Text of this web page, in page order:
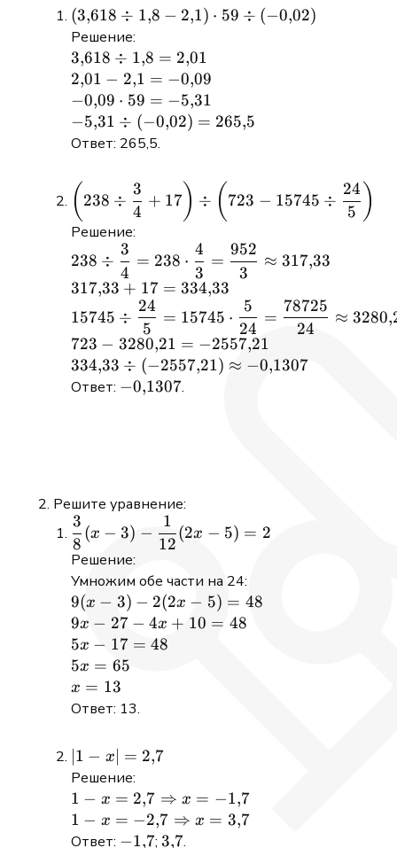
\left(3{,}618
\div 1{,}8 -
2{,}1\right)
\cdot 59
\div
(-0{,}02)
(3,618 ÷ 1,8 − 2,1) ⋅ 59 ÷ (−0,02)
Решение:
3{,}618
\div
1{,}8 =
2{,}01
3,618 ÷ 1,8 = 2,01
2{,}01
- 2{,}1
=
-0{,}09
2,01 − 2,1 = −0,09
-0{,}09
\cdot
59 =
−0,09 ⋅ 59 = −5,31
-5{,}31
\div
=
265{,}5
−5,31 ÷ (−0,02) = 265,5
Ответ: 265,5.
\left(238
\div
\dfrac{3}
{4} +
17\right)
\div
\left(723 -
15745 \div
\dfrac{24}
{5}\right)
( 238 ÷
4
3
+ 17) ÷ ( 723 − 15745 ÷
5
24 )
Решение:
238 \div
\dfrac{3}
{4} = 238
\cdot
\dfrac{4}
{3} =
\dfrac{952}
{3}
238 ÷
4
3
= 238 ⋅
3
4
=
3
952
≈ 317,33
317{,}33
+ 17 =
334{,}33
317,33 + 17 = 334,33
15745 \div
\dfrac{24}{5}
= 15745 \cdot
\dfrac{5}{24}
=
15745 ÷
5
24
= 15745 ⋅
24
5
=
24
78725
≈ 3280,
723 -
3280{,}21
=
723 − 3280,21 = −2557,21
334{,}33
\div
334,33 ÷ (−2557,21) ≈ −0,1307
Ответ: -0{,}1307
−0,1307.
Решите уравнение:
\dfrac{3}
{8}(x - 3)
-
\dfrac{1}
{12}(2x -
5) = 2
8
3
(x − 3) −
12
1
(2x − 5) = 2
Решение:
Умножим обе части на 24:
9(x
- 3)
-
2(2x
- 5)
=
9(x − 3) − 2(2x − 5) = 48
9x
-
27
-
4x
10
=
48
9x − 27 − 4x + 10 = 48
5x
-
17
=
5x − 17 = 48
5x
=
65
5x = 65
x
=
x = 13
Ответ: 13.
|1 -
x| =
2{,}7
∣1 − x = 2,7
Решение:
1 - x =
2{,}7
\Rightarrow
1 − x = 2,7 ⇒ x = −1,7
1 - x =
-2{,}7
1 − x = −2,7 ⇒ x = 3,7
Ответ: -1{,}7
−1,7; 3{,}7
3,7.